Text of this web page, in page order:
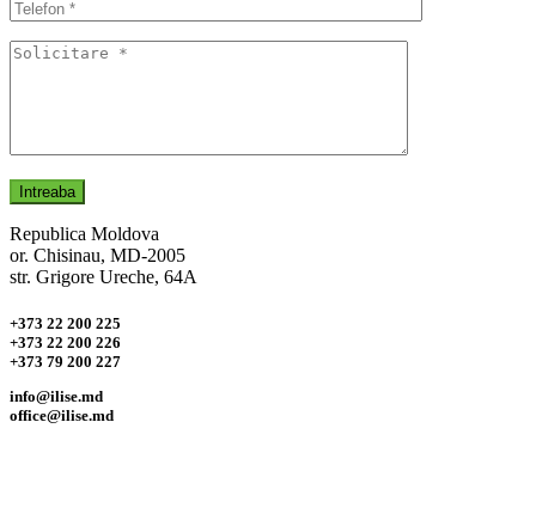
Republica Moldova
or. Chisinau, MD-2005
str. Grigore Ureche, 64А
+373 22 200 225
+373 22 200 226
+373 79 200 227
info@ilise.md
office@ilise.md